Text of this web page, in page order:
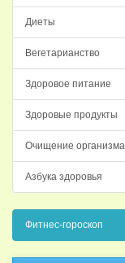
Диеты
Вегетарианство
Здоровое питание
Здоровые продукты
Очищение организма
Азбука здоровья
Фитнес-гороскоп